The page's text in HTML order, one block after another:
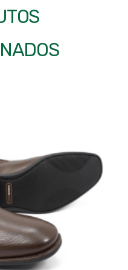
Tico